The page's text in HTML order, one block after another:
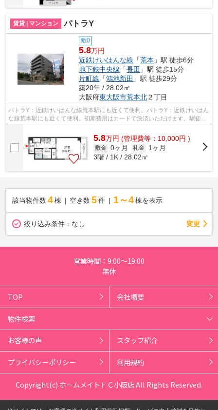
賃貸 | マンション パトラY
敷0
5.8万円
近鉄けいはんな線 「荒本 」駅 徒歩6分
地下鉄中央線 「長田 」駅 徒歩15分
片町線 「鴻池新田 」駅 徒歩29分
築20年 / 28.02㎡
大阪府東大阪市荒本北２丁目
パトラY：近鉄けいはんな線荒本駅にも近くて便利。パトラY：近鉄けいはん
な線荒本駅にも近くて便利。初期費用はカードで決済いただけます。駅徒歩
6分に駅が立地する物件なので、電車を...
5.8万円 (管理費等：10,000円 )
敷金 0ヶ月 礼金
1ヶ月
3階 / 1K / 28.02㎡
該当物件数 4棟 空き数 5 件 1～4 棟を表示
絞り込み条件： なし 変更
営業時間：9:00～19:00
無休
TOP 会社概要
物件検索
お客様の声 スタッフ紹介
プライバシーポリシー 利用規約
Copyright(c) ホームメイトＦＣ小阪店 All Rights Reserved.